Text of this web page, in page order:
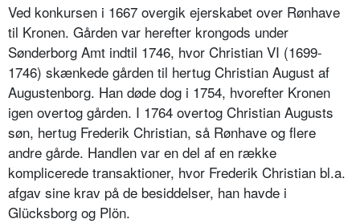
Ved konkursen i 1667 overgik ejerskabet over Rønhave
til Kronen. Gården var herefter krongods under
Sønderborg Amt indtil 1746, hvor Christian VI (1699-
1746) skænkede gården til hertug Christian August af
Augustenborg. Han døde dog i 1754, hvorefter Kronen
igen overtog gården. I 1764 overtog Christian Augusts
søn, hertug Frederik Christian, så Rønhave og flere
andre gårde. Handlen var en del af en række
komplicerede transaktioner, hvor Frederik Christian bl.a.
afgav sine krav på de besiddelser, han havde i
Glücksborg og Plön.